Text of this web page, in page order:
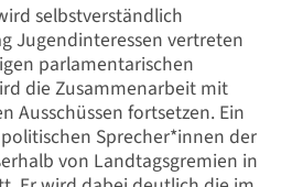
selbstverständlich
Jugendinteressen vertreten
parlamentarischen
die Zusammenarbeit mit
Ausschüssen fortsetzen. Ein
Sprecher*innen der
von Landtagsgremien in